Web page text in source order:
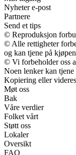
Nyheter e-post
Partnere
Send et tips
© Reproduksjon
© Alle rettigheter
og kan tjene på
© Vi forbeholder oss
Noen lenker kan
Kopiering eller
Møt oss
Bak
Våre verdier
Folket vårt
Støtt oss
Lokaler
Oversikt
FAQ